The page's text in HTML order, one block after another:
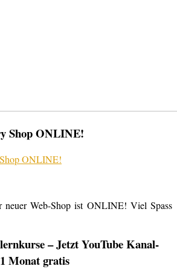
Shop ONLINE!
Web-Shop ist ONLINE! Viel Spass
– Jetzt YouTube Kanal-
Monat gratis